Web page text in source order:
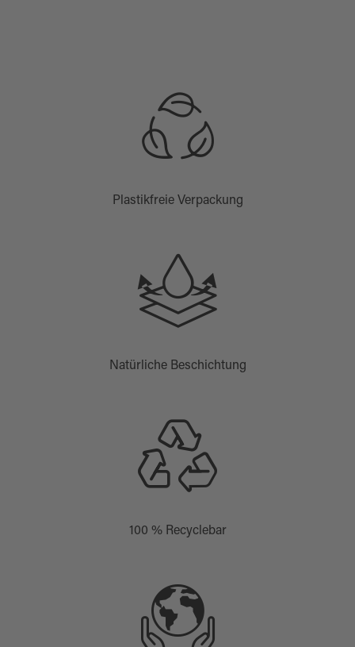
Plastikfreie Verpackung
Natürliche Beschichtung
100 % Recyclebar